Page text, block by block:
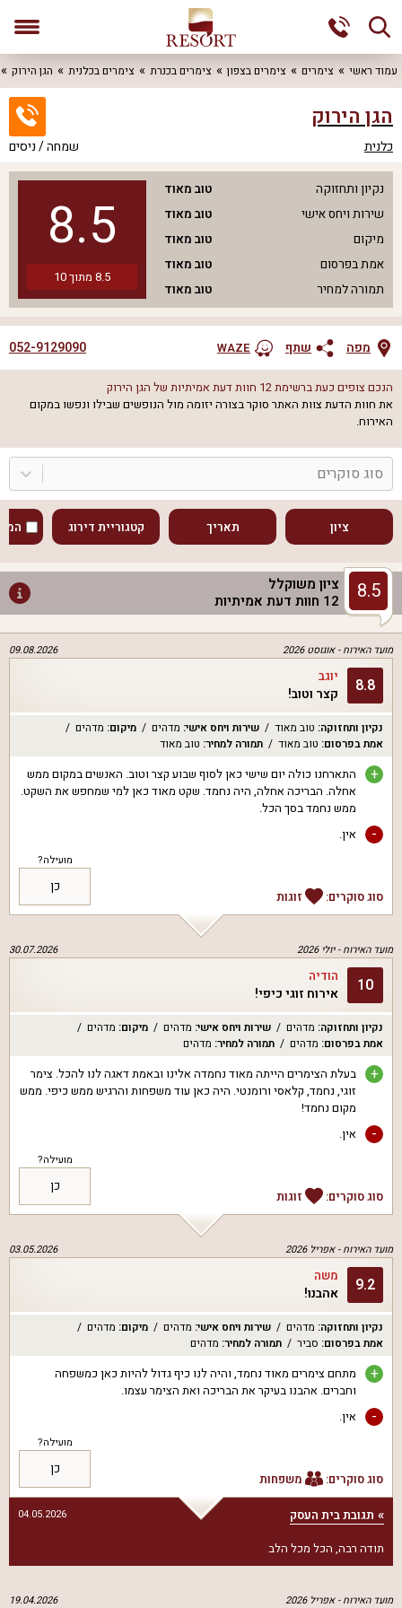
עמוד ראשי צימרים צימרים בצפון צימרים בכנרת צימרים בכלנית הגן הירוק
הגן הירוק
כלנית שמחה / ניסים
נקיון ותחזוקה
טוב מאוד
שירות ויחס אישי
טוב מאוד
מיקום
טוב מאוד
אמת בפרסום
טוב מאוד
תמורה למחיר
טוב מאוד
8.5
8.5 מתוך10
מפה שתף WAZE
052-9129090
הנכם צופים כעת ברשימת12 חוות דעת אמיתיות של הגן הירוק
את חוות הדעת צוות האתר סוקר בצורה יזומה מול הנופשים שבילו ונפשו במקום
האירוח.
סוג סוקרים
ציון תאריך קטגוריית דירוג
8.5
ציון משוקלל
12 חוות דעת אמיתיות
מועד האירוח -אוגוסט 2026 09.08.2026
8.8 יוגב
קצר וטוב!
נקיון ותחזוקה: טוב מאוד שירות ויחס אישי: מדהים מיקום: מדהים
אמת בפרסום: טוב מאוד תמורה למחיר: טוב מאוד
+
התארחנו כולה יום שישי כאן לסוף שבוע קצר וטוב. האנשים במקום ממש
אחלה. הבריכה אחלה, היה נחמד. שקט מאוד כאן למי שמחפש את השקט.
ממש נחמד בסך הכל.
- אין.
סוג סוקרים: זוגות
מועילה?
כן
מועד האירוח -יולי 2026 30.07.2026
10 הודיה
אירוח זוגי כיפי!
נקיון ותחזוקה: מדהים שירות ויחס אישי: מדהים מיקום: מדהים
אמת בפרסום: מדהים תמורה למחיר: מדהים
+
בעלת הצימרים הייתה מאוד נחמדה אלינו ובאמת דאגה לנו להכל. צימר
זוגי, נחמד, קלאסי ורומנטי. היה כאן עוד משפחות והרגיש ממש כיפי. ממש
מקום נחמד!
- אין.
סוג סוקרים: זוגות
מועילה?
כן
מועד האירוח -אפריל 2026 03.05.2026
9.2 משה
אהבנו!
נקיון ותחזוקה: מדהים שירות ויחס אישי: מדהים מיקום: מדהים
אמת בפרסום: סביר תמורה למחיר: מדהים
+
מתחם צימרים מאוד נחמד, והיה לנו כיף גדול להיות כאן כמשפחה
וחברים. אהבנו בעיקר את הבריכה ואת הצימר עצמו.
- אין.
סוג סוקרים: משפחות
מועילה?
כן
תגובת בית העסק 04.05.2026
תודה רבה, הכל מכל הלב
מועד האירוח -אפריל 2026 19.04.2026